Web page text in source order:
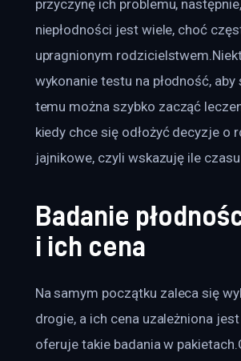
przyczynę ich problemu,
niepłodności jest wiele, choć
upragnionym
wykonanie testu na płodność,
temu można szybko zacząć
kiedy chce się odłożyć decyzje o
jajnikowe, czyli wskazuję ile
Badanie
i ich cena
Na samym początku zaleca się
drogie, a ich cena uzależniona
oferuje takie badania w